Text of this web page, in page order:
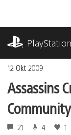
springen
PlayStation
12. Okt 2009
Assassins
Community
21 4 1